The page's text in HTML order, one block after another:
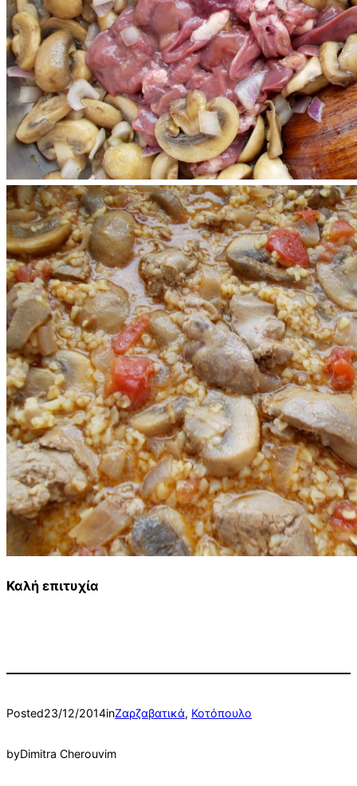
Καλή επιτυχία
Posted23/12/2014inΖαρζαβατικά, Κοτόπουλο
byDimitra Cherouvim